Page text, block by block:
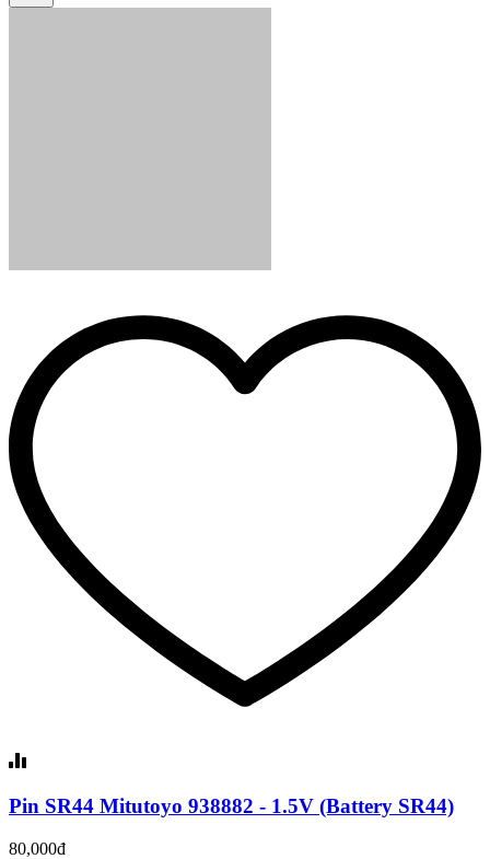
Pin SR44 Mitutoyo 938882 - 1.5V (Battery SR44)
80,000đ